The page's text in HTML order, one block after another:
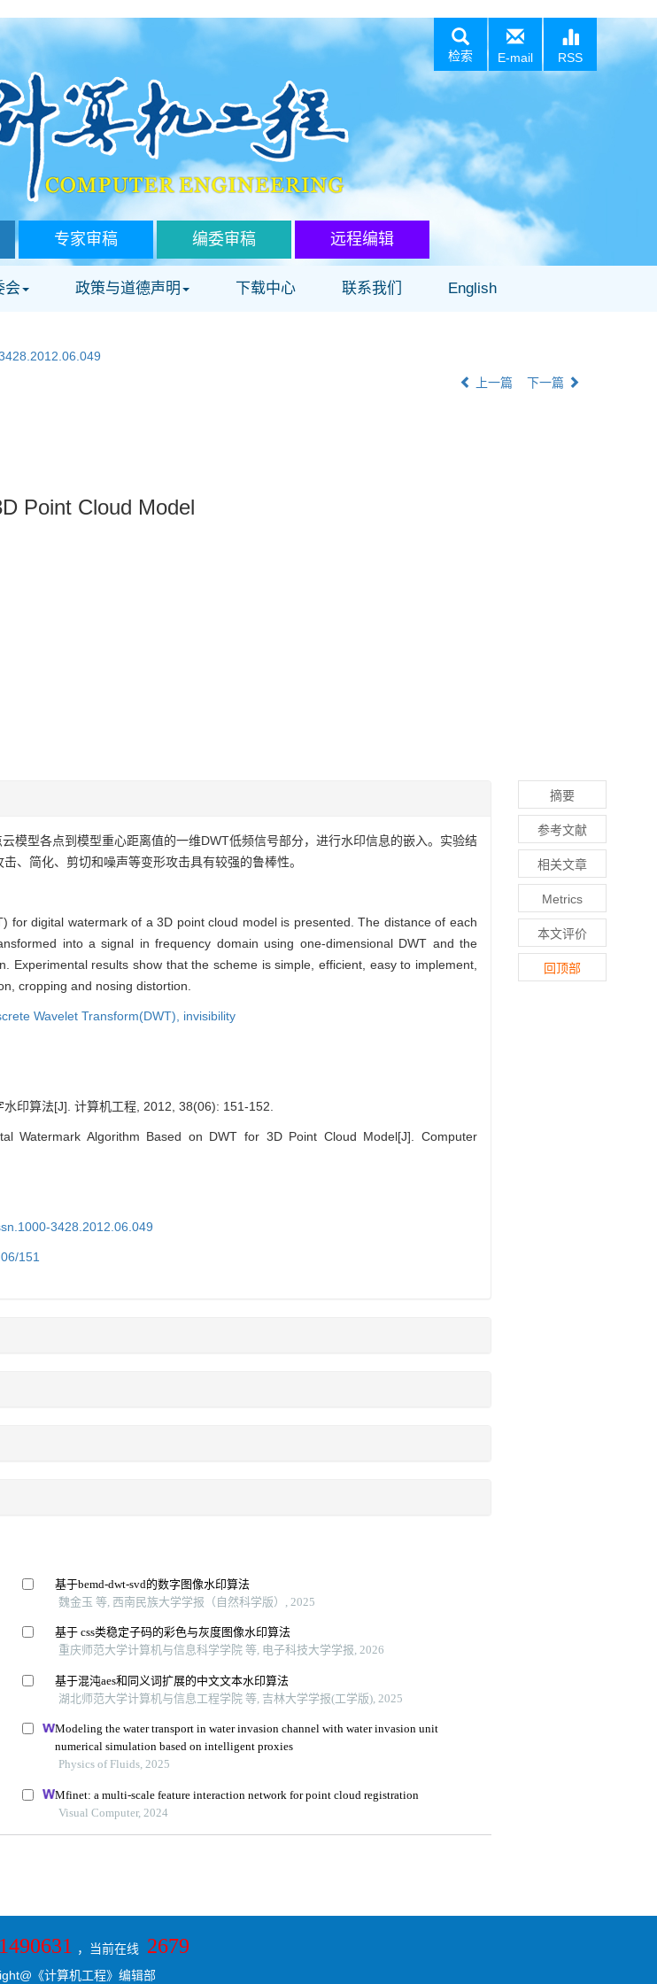
检索 E-mail RSS
专家审稿 编委审稿 远程编辑
会 政策与道德声明 下载中心 联系我们 English
上一篇 下一篇
Point Cloud Model
模型各点到模型重心距离值的一维DWT低频信号部分，进行水印信息的嵌入。实验结
、简化、剪切和噪声等变形攻击具有较强的鲁棒性。
for digital watermark of a 3D point cloud model is presented. The distance of each
into a signal in frequency domain using one-dimensional DWT and the
results show that the scheme is simple, efficient, easy to implement,
cropping and nosing distortion.
Wavelet Transform(DWT), invisibility
印算法[J]. 计算机工程, 2012, 38(06): 151-152.
Watermark Algorithm Based on DWT for 3D Point Cloud Model[J]. Computer
3428.2012.06.049
151
摘要
参考文献
相关文章
Metrics
本文评价
回顶部
，当前在线 2679
《计算机工程》编辑部